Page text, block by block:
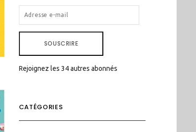
ADRESSE
E-
SOUSCRIRE
Rejoignez les 34 autres abonnés
CATÉGORIES